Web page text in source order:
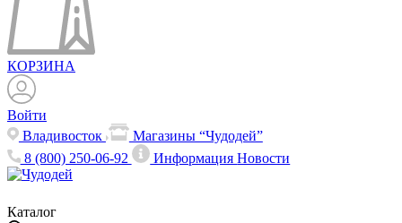
КОРЗИНА
Войти
Владивосток
Магазины “Чудодей”
8 (800) 250-06-92
ИнформацияНовости
Каталог